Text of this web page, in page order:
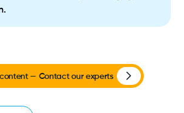
content — Contact our experts